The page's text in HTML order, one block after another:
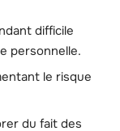
difficile
personnelle.
le risque
du fait des